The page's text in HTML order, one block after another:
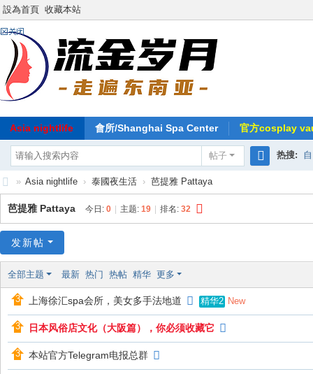
設為首頁 收藏本站
Asia nightlife 會所/Shanghai Spa Center 官方cosplay
帖子
索
热搜:
东
南
-
月
» Asia nightlife › 泰國夜生活 › 芭提雅 Pattaya
芭提雅 Pattaya 今日: 0 主题: 19 排名: 32
发新帖
全部主题 最新 热门 热帖 精华 更多
上海徐汇spa会所，美女多手法地道 精华2 New
日本风俗店文化（大阪篇），你必须收藏它
本站官方Telegram电报总群